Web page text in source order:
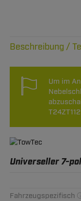
Um im
Universeller 7-
Fahrzeugspezifisch